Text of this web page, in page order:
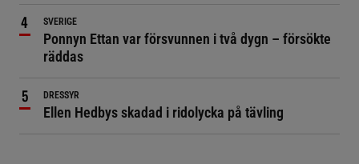
SVERIGE
Ponnyn Ettan var försvunnen i två dygn – försökte
räddas
DRESSYR
Ellen Hedbys skadad i ridolycka på tävling